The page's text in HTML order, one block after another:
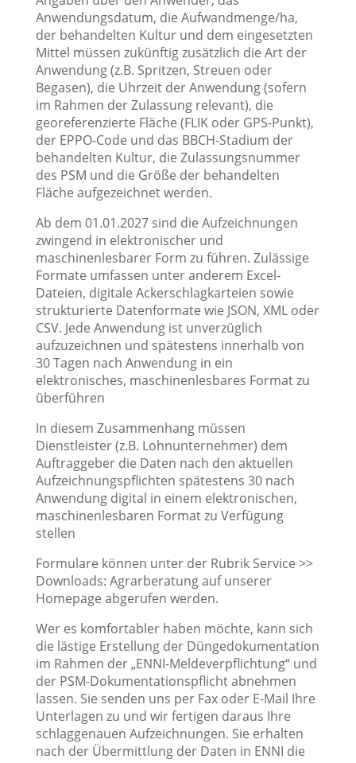
Anwendungsdatum, die Aufwandmenge/ha,
der behandelten Kultur und dem eingesetzten
Mittel müssen zukünftig zusätzlich die Art der
Anwendung (z.B. Spritzen, Streuen oder
Begasen), die Uhrzeit der Anwendung (sofern
im Rahmen der Zulassung relevant), die
georeferenzierte Fläche (FLIK oder GPS-Punkt),
der EPPO-Code und das BBCH-Stadium der
behandelten Kultur, die Zulassungsnummer
des PSM und die Größe der behandelten
Fläche aufgezeichnet werden.
Ab dem 01.01.2027 sind die Aufzeichnungen
zwingend in elektronischer und
maschinenlesbarer Form zu führen. Zulässige
Formate umfassen unter anderem Excel-
Dateien, digitale Ackerschlagkarteien sowie
strukturierte Datenformate wie JSON, XML oder
CSV. Jede Anwendung ist unverzüglich
aufzuzeichnen und spätestens innerhalb von
30 Tagen nach Anwendung in ein
elektronisches, maschinenlesbares Format zu
überführen
In diesem Zusammenhang müssen
Dienstleister (z.B. Lohnunternehmer) dem
Auftraggeber die Daten nach den aktuellen
Aufzeichnungspflichten spätestens 30 nach
Anwendung digital in einem elektronischen,
maschinenlesbaren Format zu Verfügung
stellen
Formulare können unter der Rubrik Service >>
Downloads: Agrarberatung auf unserer
Homepage abgerufen werden.
Wer es komfortabler haben möchte, kann sich
die lästige Erstellung der Düngedokumentation
im Rahmen der „ENNI-Meldeverpflichtung“ und
der PSM-Dokumentationspflicht abnehmen
lassen. Sie senden uns per Fax oder E-Mail Ihre
Unterlagen zu und wir fertigen daraus Ihre
schlaggenauen Aufzeichnungen. Sie erhalten
nach der Übermittlung der Daten in ENNI die